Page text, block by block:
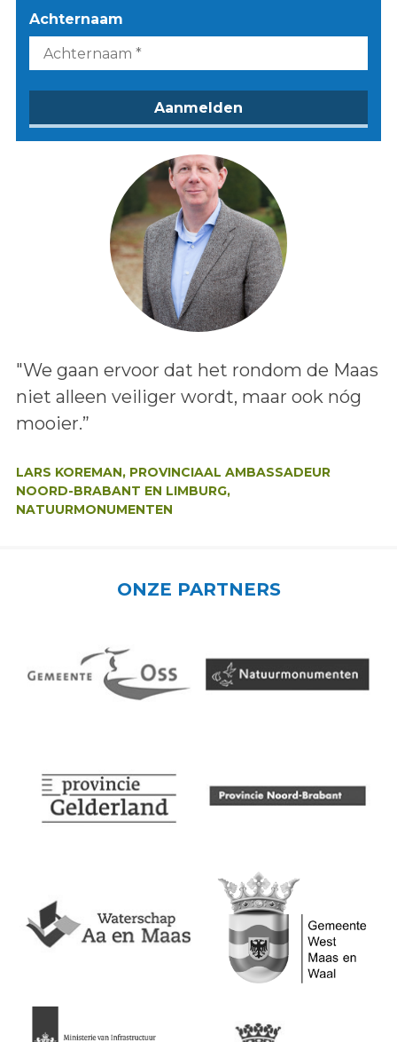
Achternaam
Lees het bericht:
"We gaan ervoor dat het rondom de Maas
niet alleen veiliger wordt, maar ook nóg
mooier.”
LARS KOREMAN, PROVINCIAAL AMBASSADEUR
NOORD-BRABANT EN LIMBURG,
NATUURMONUMENTEN
ONZE PARTNERS